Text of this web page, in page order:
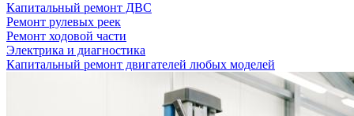
Капитальный ремонт ДВС
Ремонт рулевых реек
Ремонт ходовой части
Электрика и диагностика
Капитальный ремонт двигателей любых моделей